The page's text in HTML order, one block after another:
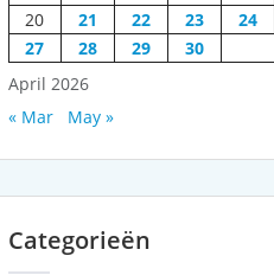
April 2026
20
21 22 23 24
27
28 29 30
« Mar May »
Categorieën